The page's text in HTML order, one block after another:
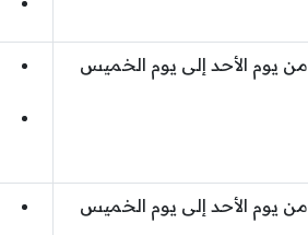
من يوم الأحد إلى يوم الخميس
من يوم الأحد إلى يوم الخميس